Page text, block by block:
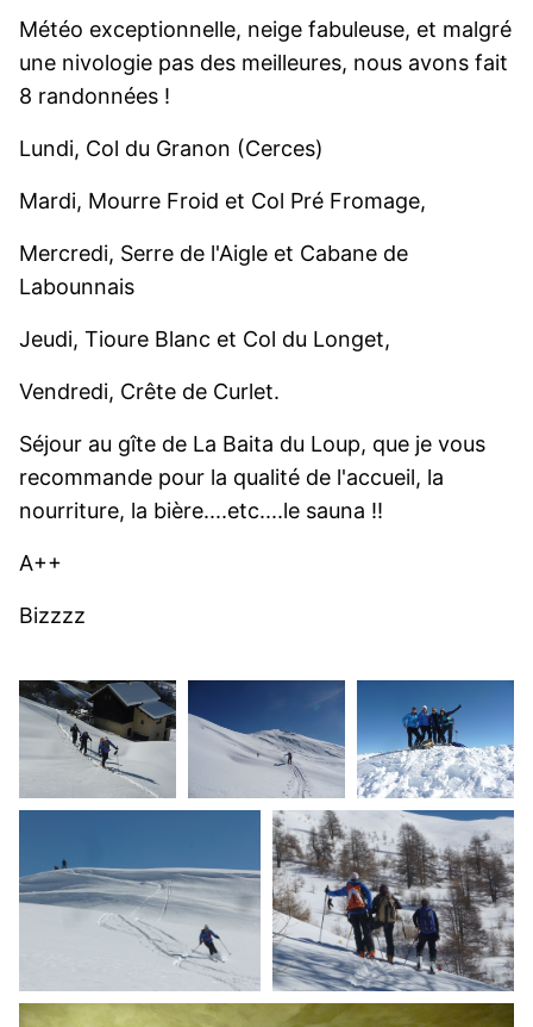
Météo exceptionnelle, neige fabuleuse, et malgré
une nivologie pas des meilleures, nous avons fait
8 randonnées !
Lundi, Col du Granon (Cerces)
Mardi, Mourre Froid et Col Pré Fromage,
Mercredi, Serre de l'Aigle et Cabane de
Labounnais
Jeudi, Tioure Blanc et Col du Longet,
Vendredi, Crête de Curlet.
Séjour au gîte de La Baita du Loup, que je vous
recommande pour la qualité de l'accueil, la
nourriture, la bière....etc....le sauna !!
A++
Bizzzz